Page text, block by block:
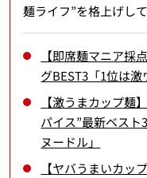
麺ライフ”を格上げし
【即席麺マニア採
グBEST3「1位は激
【激うまカップ麺
パイス”最新ベス
ヌードル」
【ヤバうまいカッ